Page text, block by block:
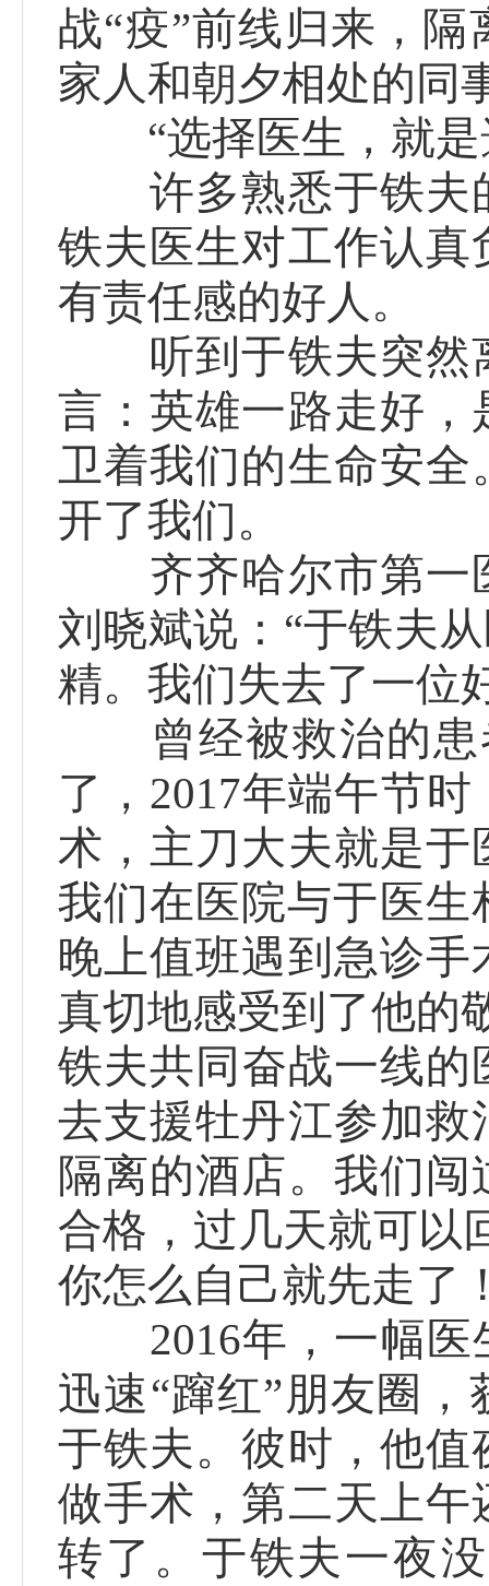
战“疫”前线归来，
家人和朝夕相处的同
“选择医生，就是
许多熟悉于铁夫
铁夫医生对工作认
有责任感的好人。
听到于铁夫突然
言：英雄一路走好
卫着我们的生命安
开了我们。
齐齐哈尔市第一
刘晓斌说：“于铁夫
精。我们失去了一位
曾经被救治的患
了，2017年端午节
术，主刀大夫就是
我们在医院与于医生
晚上值班遇到急诊
真切地感受到了他的
铁夫共同奋战一线的
去支援牡丹江参加
隔离的酒店。我们
合格，过几天就可以
你怎么自己就先走了
2016年，一幅医
迅速“蹿红”朋友圈
于铁夫。彼时，他
做手术，第二天上
转了。于铁夫一夜